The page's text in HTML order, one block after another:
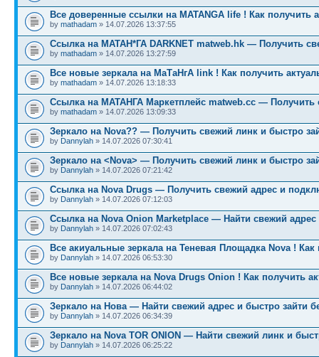
Все доверенные ссылки на MATANGA life ! Как получить
by mathadam » 14.07.2026 13:37:55
Ссылка на МАТАН*ГА DARKNET matweb.hk — Получить
by mathadam » 14.07.2026 13:27:59
Все новые зеркала на МаТаНгА link ! Как получить
by mathadam » 14.07.2026 13:18:33
Ссылка на МАТАНГА Маркетплейс matweb.cc — Получить
by mathadam » 14.07.2026 13:09:33
Зеркало на Nova?? — Получить свежий линк и быстро
by Dannylah » 14.07.2026 07:30:41
Зеркало на <Nova> — Получить свежий линк и быстро
by Dannylah » 14.07.2026 07:21:42
Ссылка на Nova Drugs — Получить свежий адрес и
by Dannylah » 14.07.2026 07:12:03
Ссылка на Nova Onion Marketplace — Найти свежий
by Dannylah » 14.07.2026 07:02:43
Все акиуальные зеркала на Теневая Площадка Nova ! Как
by Dannylah » 14.07.2026 06:53:30
Все новые зеркала на Nova Drugs Onion ! Как получить
by Dannylah » 14.07.2026 06:44:02
Зеркало на Нова — Найти свежий адрес и быстро зайти
by Dannylah » 14.07.2026 06:34:39
Зеркало на Nova TOR ONION — Найти свежий линк и
by Dannylah » 14.07.2026 06:25:22